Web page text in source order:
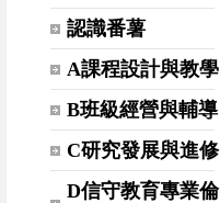
認識番薯
A課程設計與教學
B班級經營與輔導
C研究發展與進修
D信守教育專業倫